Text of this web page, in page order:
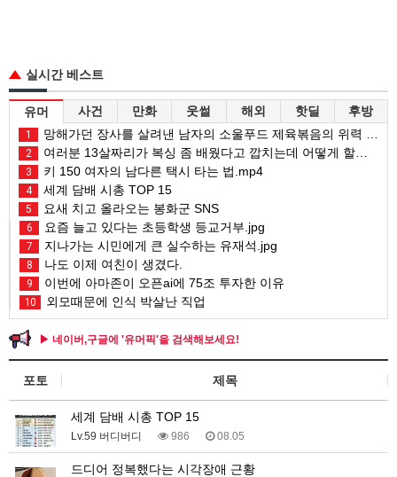
실시간 베스트
유머 사건 만화 웃썰 해외 핫딜 후방
1 망해가던 장사를 살려낸 남자의 소울푸드 제육볶음의 위력 ㅋㅋ
2 여러분 13살짜리가 복싱 좀 배웠다고 깝치는데 어떻게 할까요?
3 키 150 여자의 남다른 택시 타는 법.mp4
4 세계 담배 시총 TOP 15
5 요새 치고 올라오는 봉화군 SNS
6 요즘 늘고 있다는 초등학생 등교거부.jpg
7 지나가는 시민에게 큰 실수하는 유재석.jpg
8 나도 이제 여친이 생겼다.
9 이번에 아마존이 오픈ai에 75조 투자한 이유
10 외모때문에 인식 박살난 직업
▶ 네이버,구글에 '유머픽'을 검색해보세요!
포토 제목
세계 담배 시총 TOP 15
Lv.59 버디버디 986 08.05
드디어 정복했다는 시각장애 근황